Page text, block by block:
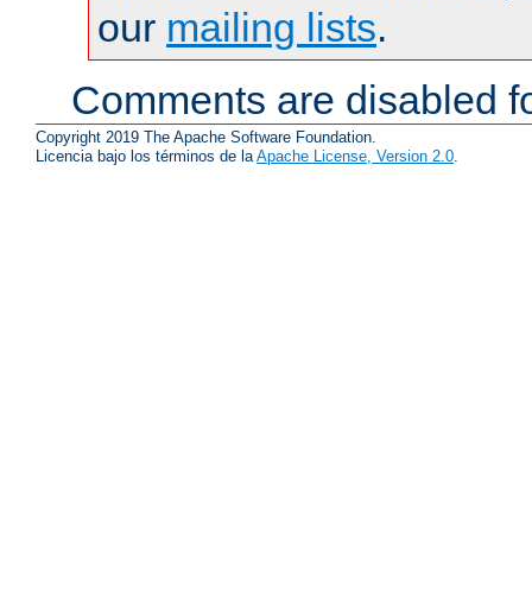
our mailing lists.
Comments are disabled
Copyright 2019 The Apache Software Foundation.
Licencia bajo los términos de la Apache License, Version 2.0